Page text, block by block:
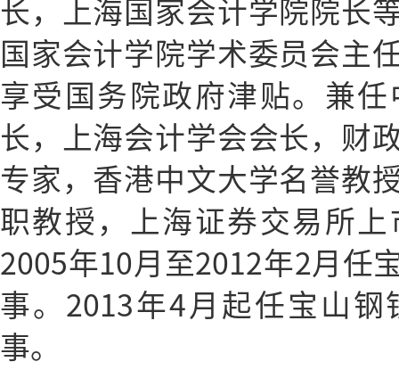
长，上海国家会计学院院长
国家会计学院学术委员会主
享受国务院政府津贴。兼
长，上海会计学会会长，财
专家，香港中文大学名誉教
职教授，上海证券交易所
2005年10月至2012年2月任
事。2013年4月起任宝山
事。